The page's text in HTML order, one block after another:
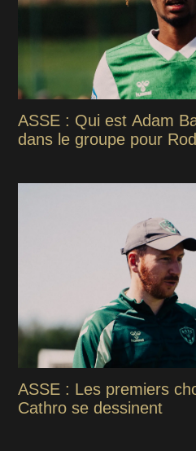
ASSE : Qui est Adam
dans le groupe pour
ASSE : Les premiers
Cathro se dessinent